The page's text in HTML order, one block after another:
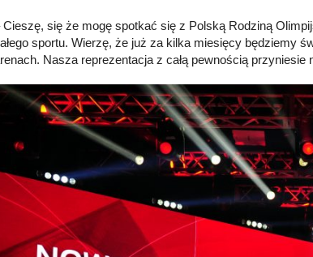
Cieszę, się że mogę spotkać się z Polską Rodziną
sportu. Wierzę, że już za kilka miesięcy będziemy
Nasza reprezentacja z całą pewnością